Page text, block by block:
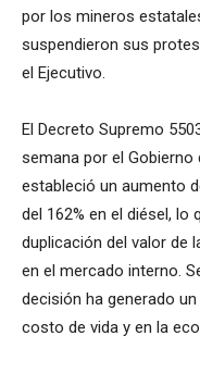
por los mineros
suspendieron sus
el Ejecutivo.
El Decreto Supremo
semana por el Gobierno
estableció un aumento
del 162% en el diésel, lo
duplicación del valor de
en el mercado interno.
decisión ha generado
costo de vida y en la